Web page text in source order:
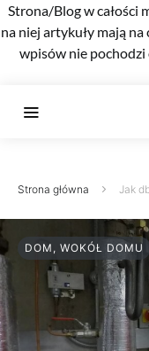
Strona/Blog w całości
na niej artykuły mają
wpisów nie pochodzi
Strona główna Jak
DOM, WOKÓŁ DOMU